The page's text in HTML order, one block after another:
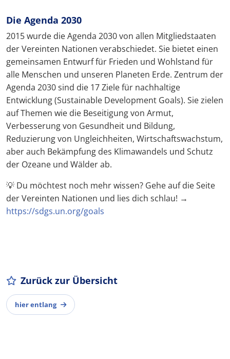
Die Agenda 2030
2015 wurde die Agenda 2030 von allen Mitgliedstaaten
der Vereinten Nationen verabschiedet. Sie bietet einen
gemeinsamen Entwurf für Frieden und Wohlstand für
alle Menschen und unseren Planeten Erde. Zentrum der
Agenda 2030 sind die 17 Ziele für nachhaltige
Entwicklung (Sustainable Development Goals). Sie zielen
auf Themen wie die Beseitigung von Armut,
Verbesserung von Gesundheit und Bildung,
Reduzierung von Ungleichheiten, Wirtschaftswachstum,
aber auch Bekämpfung des Klimawandels und Schutz
der Ozeane und Wälder ab.
💡 Du möchtest noch mehr wissen? Gehe auf die Seite
der Vereinten Nationen und lies dich schlau! →
https://sdgs.un.org/goals
Zurück zur Übersicht
hier entlang